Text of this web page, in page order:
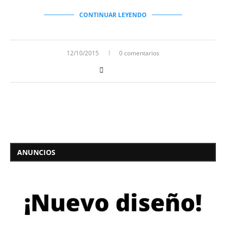
CONTINUAR LEYENDO
12/10/2015 0 comentarios
ANUNCIOS